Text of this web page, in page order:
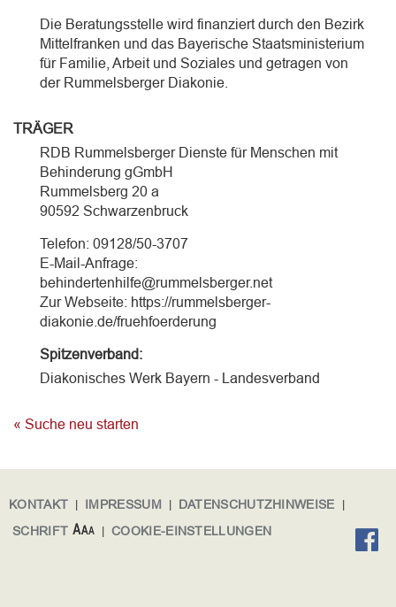
Die Beratungsstelle wird finanziert durch den Bezirk
Mittelfranken und das Bayerische Staatsministerium
für Familie, Arbeit und Soziales und getragen von
der Rummelsberger Diakonie.
TRÄGER
RDB Rummelsberger Dienste für Menschen mit
Behinderung gGmbH
Rummelsberg 20 a
90592 Schwarzenbruck
Telefon: 09128/50-3707
E-Mail-Anfrage:
behindertenhilfe@rummelsberger.net
Zur Webseite: https://rummelsberger-
diakonie.de/fruehfoerderung
Spitzenverband:
Diakonisches Werk Bayern - Landesverband
« Suche neu starten
KONTAKT | IMPRESSUM | DATENSCHUTZHINWEISE
|
SCHRIFT
| COOKIE-EINSTELLUNGEN